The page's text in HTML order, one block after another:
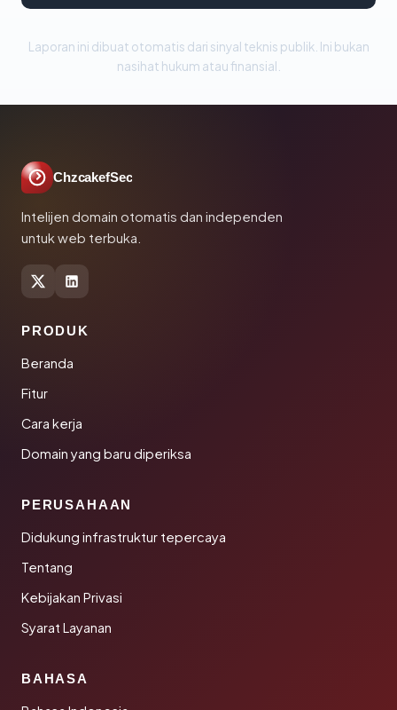
Laporan ini dibuat otomatis dari sinyal teknis publik. Ini bukan
nasihat hukum atau finansial.
ChzcakefSec
Intelijen domain otomatis dan independen
untuk web terbuka.
PRODUK
Beranda
Fitur
Cara kerja
Domain yang baru diperiksa
PERUSAHAAN
Didukung infrastruktur tepercaya
Tentang
Kebijakan Privasi
Syarat Layanan
BAHASA